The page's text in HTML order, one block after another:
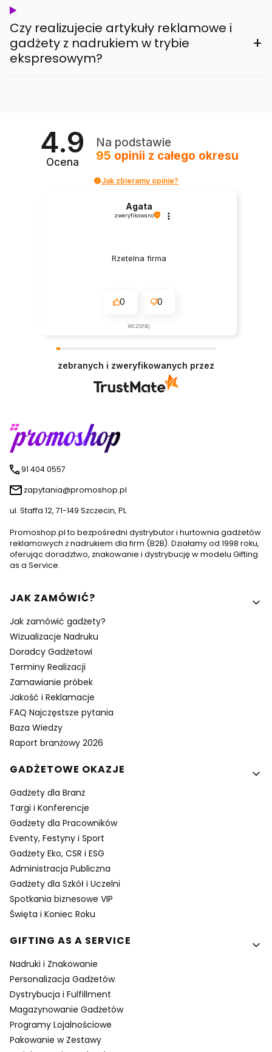
Czy realizujecie artykuły reklamowe i
gadżety z nadrukiem w trybie
ekspresowym?
+
4.9
Ocena
Na podstawie
95 opinii z całego okresu
Jak zbieramy opinie?
Agata
zweryfikowano
Rzetelna firma
0 0
wczoraj
zebranych i zweryfikowanych przez
91 404 0557
zapytania@promoshop.pl
ul. Staffa 12, 71-149 Szczecin, PL
Promoshop.pl to bezpośredni dystrybutor i hurtownia gadżetów
reklamowych z nadrukiem dla firm (B2B). Działamy od 1998 roku,
oferując doradztwo, znakowanie i dystrybucję w modelu Gifting
as a Service.
Linki w stopce
JAK ZAMÓWIĆ?
Jak zamówić gadżety?
Wizualizacje Nadruku
Doradcy Gadżetowi
Terminy Realizacji
Zamawianie próbek
Jakość i Reklamacje
FAQ Najczęstsze pytania
Baza Wiedzy
Raport branżowy 2026
GADŻETOWE OKAZJE
Gadżety dla Branż
Targi i Konferencje
Gadżety dla Pracowników
Eventy, Festyny i Sport
Gadżety Eko, CSR i ESG
Administracja Publiczna
Gadżety dla Szkół i Uczelni
Spotkania biznesowe VIP
Święta i Koniec Roku
GIFTING AS A SERVICE
Nadruki i Znakowanie
Personalizacja Gadżetów
Dystrybucja i Fulfillment
Magazynowanie Gadżetów
Programy Lojalnościowe
Pakowanie w Zestawy